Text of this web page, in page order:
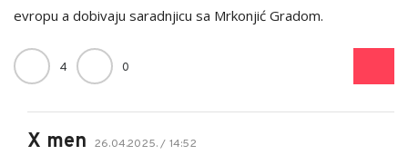
evropu a dobivaju saradnjicu sa Mrkonjić Gradom.
4 0
X men 26.04.2025. / 14:52